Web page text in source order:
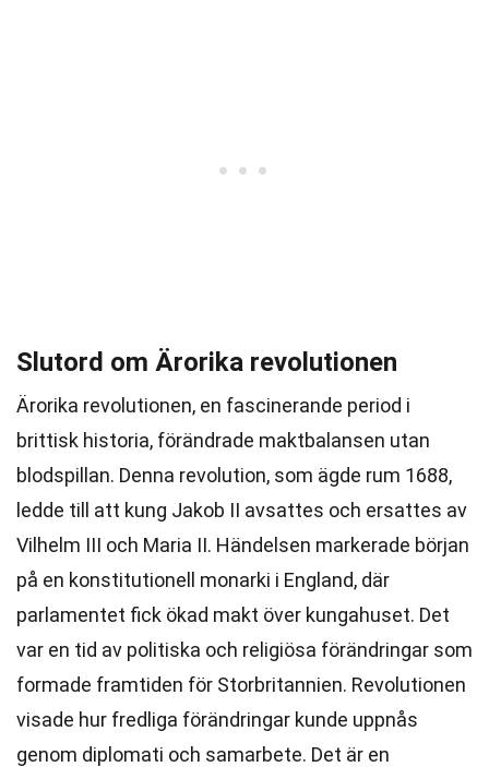
Slutord om Ärorika revolutionen
Ärorika revolutionen, en fascinerande period i
brittisk historia, förändrade maktbalansen utan
blodspillan. Denna revolution, som ägde rum 1688,
ledde till att kung Jakob II avsattes och ersattes av
Vilhelm III och Maria II. Händelsen markerade början
på en konstitutionell monarki i England, där
parlamentet fick ökad makt över kungahuset. Det
var en tid av politiska och religiösa förändringar som
formade framtiden för Storbritannien. Revolutionen
visade hur fredliga förändringar kunde uppnås
genom diplomati och samarbete. Det är en